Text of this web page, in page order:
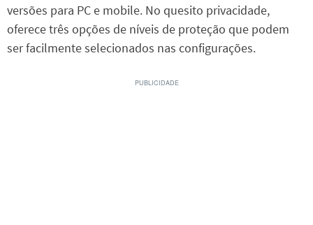
versões para PC e mobile. No quesito privacidade,
oferece três opções de níveis de proteção que podem
ser facilmente selecionados nas configurações.